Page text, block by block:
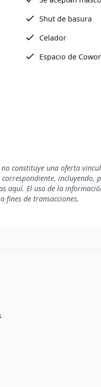
Shut de basura
Celador
Espacio de
constituye una oferta
aquí. El uso de la
de transacciones.